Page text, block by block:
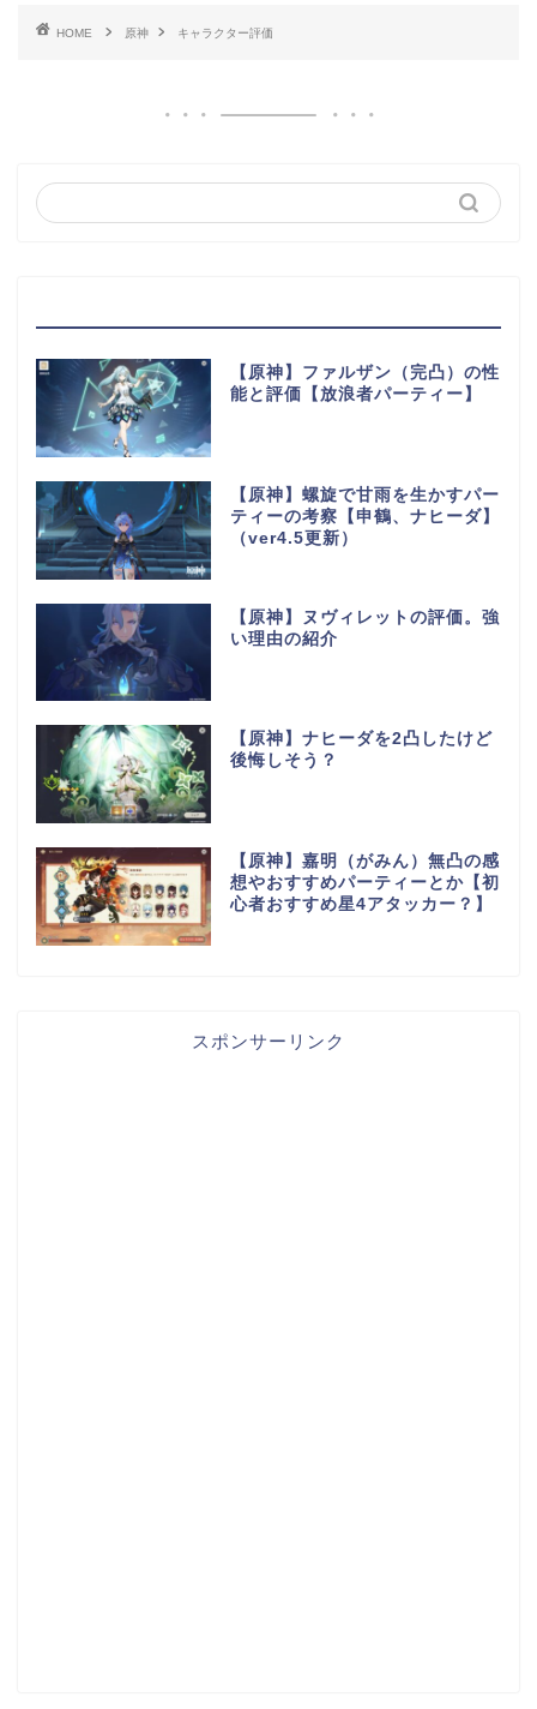
HOME 原神 キャラクター評価
【原神】ファルザン（完凸）の性
能と評価【放浪者パーティー】
【原神】螺旋で甘雨を生かすパー
ティーの考察【申鶴、ナヒーダ】
（ver4.5更新）
【原神】ヌヴィレットの評価。強
い理由の紹介
【原神】ナヒーダを2凸したけど
後悔しそう？
【原神】嘉明（がみん）無凸の感
想やおすすめパーティーとか【初
心者おすすめ星4アタッカー？】
スポンサーリンク